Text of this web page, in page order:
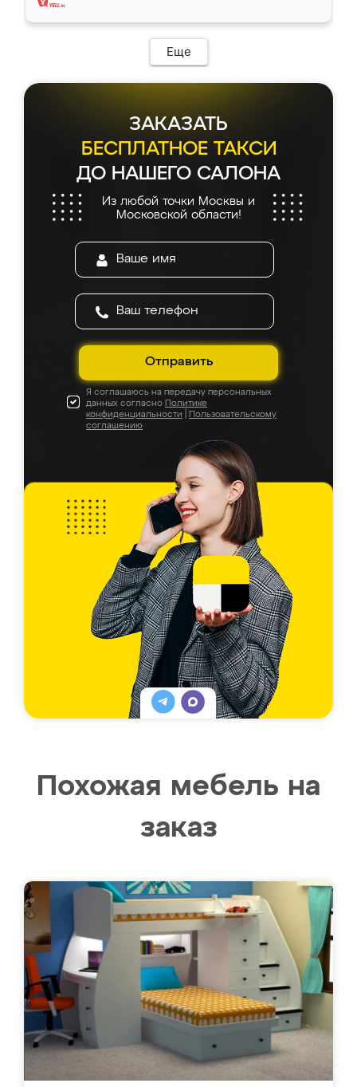
Еще
ЗАКАЗАТЬ
БЕСПЛАТНОЕ ТАКСИ
ДО НАШЕГО САЛОНА
Из любой точки Москвы и
Московской области!
Отправить
Я соглашаюсь на передачу персональных
данных согласно Политике
конфиденциальности
Пользовательскому
соглашению
Похожая мебель на
заказ